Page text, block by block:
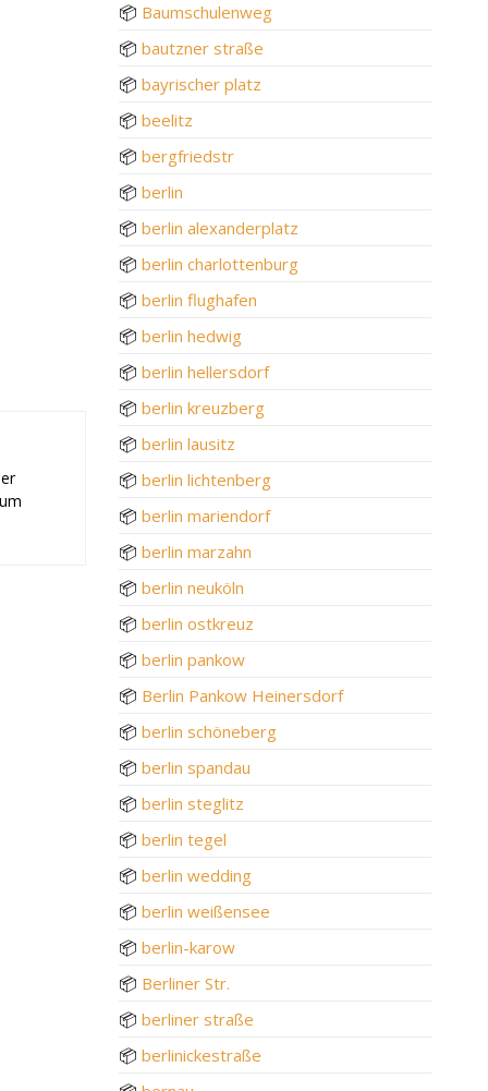
📦 Baumschulenweg
📦 bautzner straße
📦 bayrischer platz
📦 beelitz
📦 bergfriedstr
📦 berlin
📦 berlin alexanderplatz
📦 berlin charlottenburg
📦 berlin flughafen
📦 berlin hedwig
📦 berlin hellersdorf
📦 berlin kreuzberg
📦 berlin lausitz
📦 berlin lichtenberg
📦 berlin mariendorf
📦 berlin marzahn
📦 berlin neuköln
📦 berlin ostkreuz
📦 berlin pankow
📦 Berlin Pankow Heinersdorf
📦 berlin schöneberg
📦 berlin spandau
📦 berlin steglitz
📦 berlin tegel
📦 berlin wedding
📦 berlin weißensee
📦 berlin-karow
📦 Berliner Str.
📦 berliner straße
📦 berlinickestraße